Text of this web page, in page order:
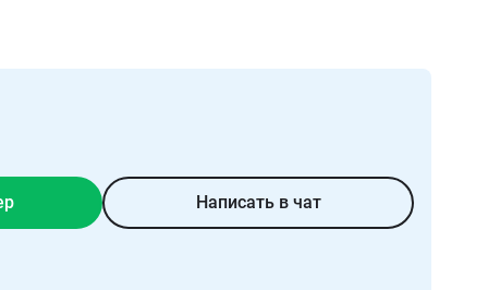
Написать в чат